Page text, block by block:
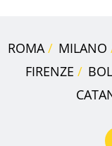
ROMA MILANO
FIRENZE